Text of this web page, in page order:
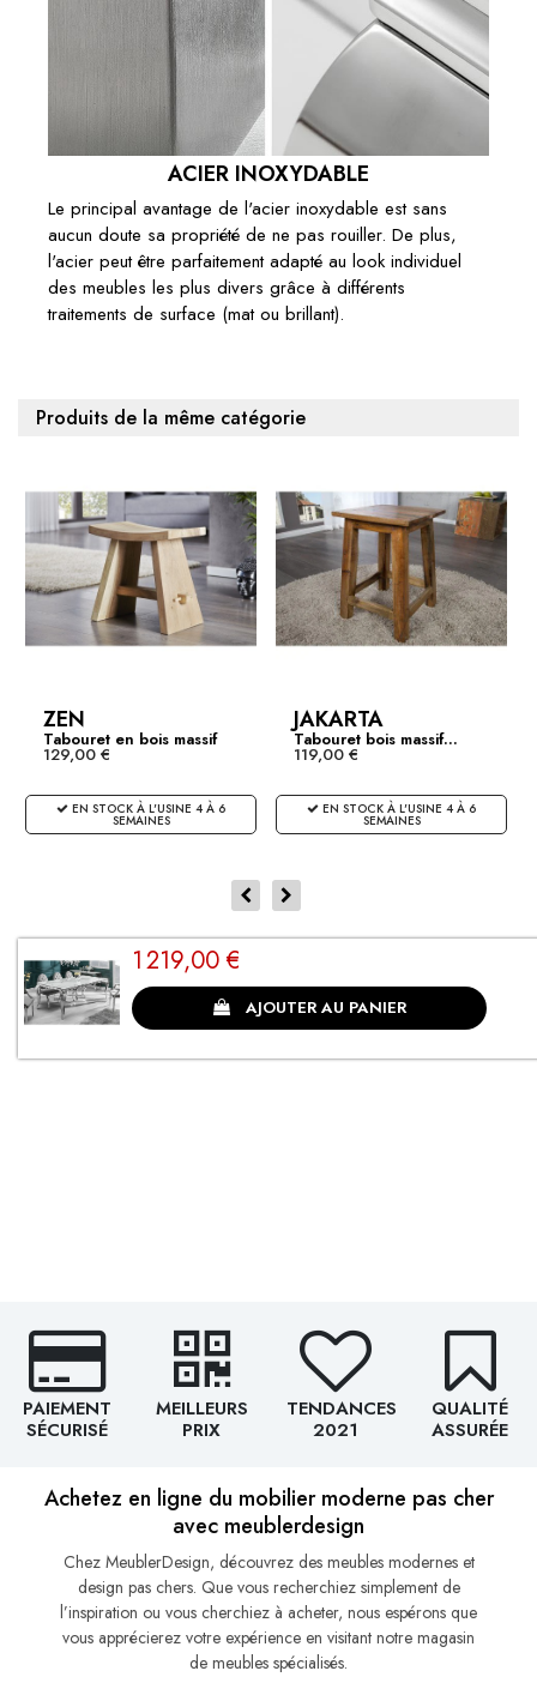
ACIER INOXYDABLE
Le principal avantage de l'acier inoxydable est sans
aucun doute sa propriété de ne pas rouiller. De plus,
l'acier peut être parfaitement adapté au look individuel
des meubles les plus divers grâce à différents
traitements de surface (mat ou brillant).
Produits de la même catégorie
ZEN
Tabouret en bois massif
ZEN...
129,00 €
EN STOCK À L'USINE 4 À 6
SEMAINES
JAKARTA
Tabouret bois massif...
119,00 €
EN STOCK À L'USINE 4 À 6
SEMAINES
1 219,00 €
AJOUTER AU PANIER
CLIENTS SATISFAITS
PAIEMENT
SÉCURISÉ
MEILLEURS
PRIX
TENDANCES
2021
QUALITÉ
ASSURÉE
Achetez en ligne du mobilier moderne pas cher
avec meublerdesign
Chez MeublerDesign, découvrez des meubles modernes et
design pas chers. Que vous recherchiez simplement de
l’inspiration ou vous cherchiez à acheter, nous espérons que
vous apprécierez votre expérience en visitant notre magasin
de meubles spécialisés.